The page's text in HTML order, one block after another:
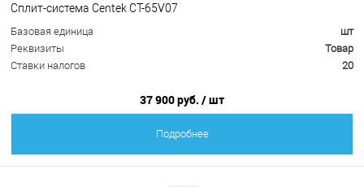
Сплит-система Centek CT-65V07
Базовая единица
шт
Реквизиты
Товар
Ставки налогов
20
37 900 руб. / шт
Подробнее